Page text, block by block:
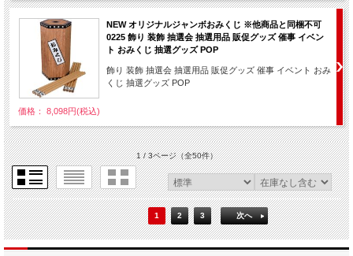
NEW オリジナルジャンボおみくじ ※他商品と同梱不可
0225 飾り 装飾 抽選会 抽選用品 販促グッズ 催事 イベン
ト おみくじ 抽選グッズ POP
飾り 装飾 抽選会 抽選用品 販促グッズ 催事 イベント おみ
くじ 抽選グッズ POP
価格： 8,098円(税込)
1 / 3ページ（全50件）
1 2 3 次へ